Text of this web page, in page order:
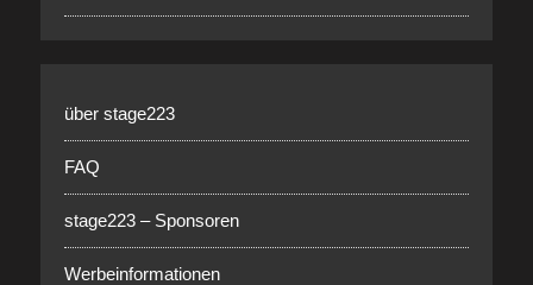
über stage223
FAQ
stage223 – Sponsoren
Werbeinformationen